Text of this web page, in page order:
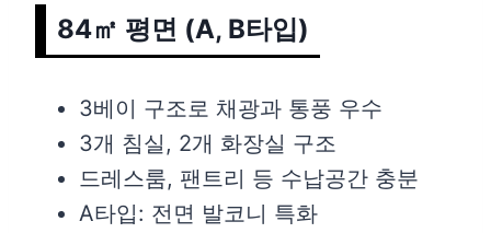
84㎡ 평면 (A, B타입)
3베이 구조로 채광과 통풍 우수
3개 침실, 2개 화장실 구조
드레스룸, 팬트리 등 수납공간 충분
A타입: 전면 발코니 특화